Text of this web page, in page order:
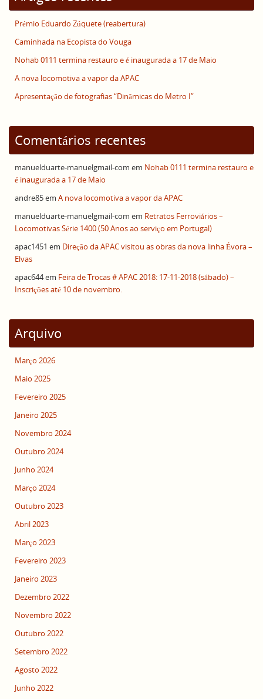
Prémio Eduardo Zúquete (reabertura)
Caminhada na Ecopista do Vouga
Nohab 0111 termina restauro e é inaugurada a 17 de Maio
A nova locomotiva a vapor da APAC
Apresentação de fotografias “Dinâmicas do Metro I”
Comentários recentes
manuelduarte-manuelgmail-com em Nohab 0111 termina restauro e
é inaugurada a 17 de Maio
andre85em A nova locomotiva a vapor da APAC
manuelduarte-manuelgmail-com em Retratos Ferroviários –
Locomotivas Série 1400 (50 Anos ao serviço em Portugal)
apac1451 em Direção da APAC visitou as obras da nova linha Évora –
Elvas
apac644em Feira de Trocas # APAC 2018: 17-11-2018 (sábado) –
Inscrições até 10 de novembro.
Arquivo
Março 2026
Maio 2025
Fevereiro 2025
Janeiro 2025
Novembro 2024
Outubro 2024
Junho 2024
Março 2024
Outubro 2023
Abril 2023
Março 2023
Fevereiro 2023
Janeiro 2023
Dezembro 2022
Novembro 2022
Outubro 2022
Setembro 2022
Agosto 2022
Junho 2022